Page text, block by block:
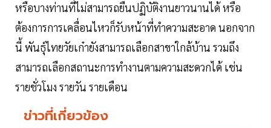
หรือบางท่านที่ไม่สามารถยืนปฏิบัติงานยาวนานได้ หรือ
ต้องการการเคลื่อนไหวก็รับหน้าที่ทำความสะอาด นอกจาก
นี้ พันธุ์ไทยวัยเก๋ายังสามารถเลือกสาขาใกล้บ้าน รวมถึง
สามารถเลือกสถานะการทำงานตามความสะดวกได้ เช่น
รายชั่วโมง รายวัน รายเดือน
ข่าวที่เกี่ยวข้อง